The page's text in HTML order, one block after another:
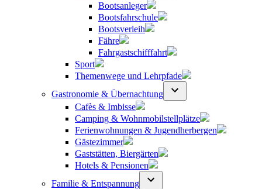
Bootsanleger
Bootsfahrschule
Bootsverleih
Fähre
Fahrgastschifffahrt
Sport
Themenwege und Lehrpfade
Gastronomie & Übernachtung
Cafès & Imbisse
Camping & Wohnmobilstellplätze
Ferienwohnungen & Jugendherbergen
Gästezimmer
Gaststätten, Biergärten
Hotels & Pensionen
Familie & Entspannung